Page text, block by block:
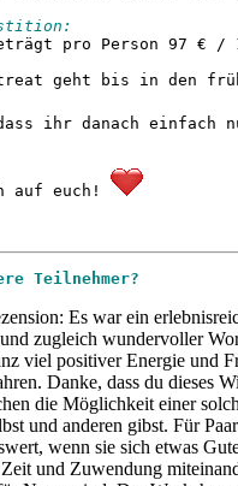
pro Person 97 € /
geht bis in den
ihr danach einfach
auf euch!
Teilnehmer?
Es war ein
zugleich wundervoller
viel positiver Energie und
Danke, dass du dieses
die Möglichkeit einer
und anderen gibst. Für
wenn sie sich etwas
und Zuwendung